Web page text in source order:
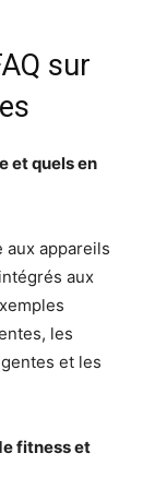
sur
et quels en
appareils
aux
les
et les
fitness et